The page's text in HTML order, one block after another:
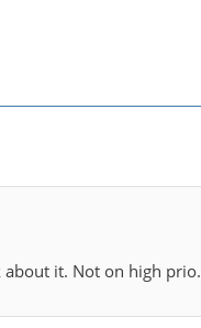
it. Not on high prio.